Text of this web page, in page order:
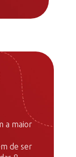
a maior
de ser